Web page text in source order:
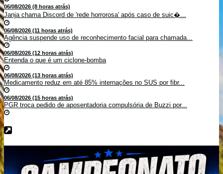
06/08/2026 (8 horas atrás)
Janja chama Discord de 'rede horrorosa' após caso de suic�...
06/08/2026 (11 horas atrás)
Agência suspende uso de reconhecimento facial para chamada...
06/08/2026 (12 horas atrás)
Entenda o que é um ciclone-bomba
06/08/2026 (13 horas atrás)
Medicamento reduz em até 85% internações no SUS por fibr...
06/08/2026 (15 horas atrás)
PGR troca pedido de aposentadoria compulsória de Buzzi por...